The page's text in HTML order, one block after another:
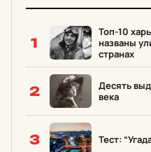
1
Топ-10
названы
странах
2
Десять
века
3 Тест: